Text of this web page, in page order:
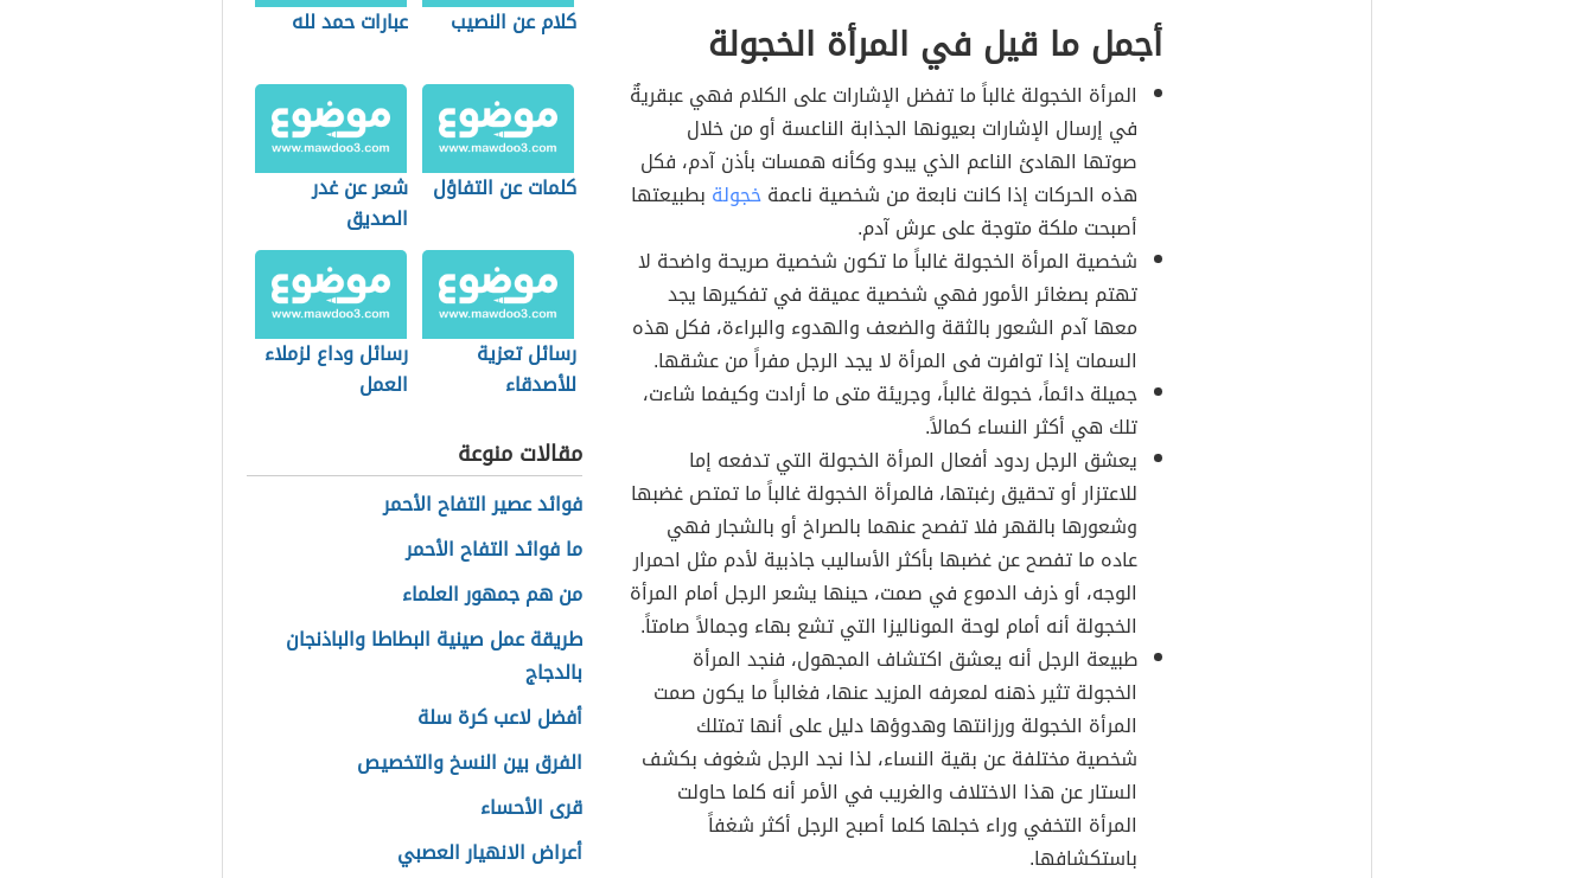
أجمل ما قيل في المرأة الخجولة
المرأة الخجولة غالباً ما تفضل الإشارات على الكلام فهي عبقريةٌ
في إرسال الإشارات بعيونها الجذابة الناعسة أو من خلال
صوتها الهادئ الناعم الذي يبدو وكأنه همسات بأذن آدم، فكل
هذه الحركات إذا كانت نابعة من شخصية ناعمةخجولة بطبيعتها
أصبحت ملكة متوجة على عرش آدم.
شخصية المرأة الخجولة غالباً ما تكون شخصية صريحة واضحة لا
تهتم بصغائر الأمور فهي شخصية عميقة في تفكيرها يجد
معها آدم الشعور بالثقة والضعف والهدوء والبراءة، فكل هذه
السمات إذا توافرت فى المرأة لا يجد الرجل مفراً من عشقها.
جميلة دائماً، خجولة غالباً، وجريئة متى ما أرادت وكيفما شاءت،
تلك هي أكثر النساء كمالاً.
يعشق الرجل ردود أفعال المرأة الخجولة التي تدفعه إما
للاعتزار أو تحقيق رغبتها، فالمرأة الخجولة غالباً ما تمتص غضبها
وشعورها بالقهر فلا تفصح عنهما بالصراخ أو بالشجار فهي
عاده ما تفصح عن غضبها بأكثر الأساليب جاذبية لأدم مثل احمرار
الوجه، أو ذرف الدموع في صمت، حينها يشعر الرجل أمام المرأة
الخجولة أنه أمام لوحة الموناليزا التي تشع بهاء وجمالاً صامتاً.
طبيعة الرجل أنه يعشق اكتشاف المجهول، فنجد المرأة
الخجولة تثير ذهنه لمعرفه المزيد عنها، فغالباً ما يكون صمت
المرأة الخجولة ورزانتها وهدوؤها دليل على أنها تمتلك
شخصية مختلفة عن بقية النساء، لذا نجد الرجل شغوف بكشف
الستار عن هذا الاختلاف والغريب في الأمر أنه كلما حاولت
المرأة التخفي وراء خجلها كلما أصبح الرجل أكثر شغفاً
باستكشافها.
كلام عن النصيب عبارات حمد لله
كلمات عن التفاؤل
شعر عن غدر
الصديق
رسائل تعزية
للأصدقاء
رسائل وداع لزملاء
العمل
مقالات منوعة
فوائد عصير التفاح الأحمر
ما فوائد التفاح الأحمر
من هم جمهور العلماء
طريقة عمل صينية البطاطا والباذنجان
بالدجاج
أفضل لاعب كرة سلة
الفرق بين النسخ والتخصيص
قرى الأحساء
أعراض الانهيار العصبي